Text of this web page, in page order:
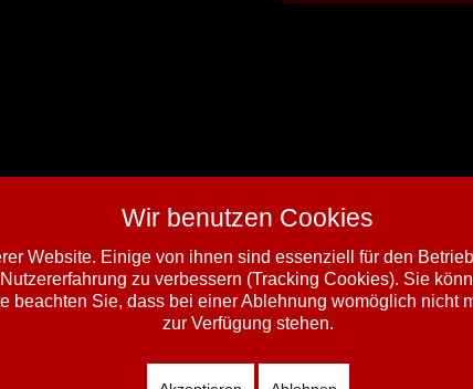
Wir benutzen Cookies
Website. Einige von ihnen sind essenziell für den
zu verbessern (Tracking Cookies). Sie
beachten Sie, dass bei einer Ablehnung womöglich nicht
zur Verfügung stehen.